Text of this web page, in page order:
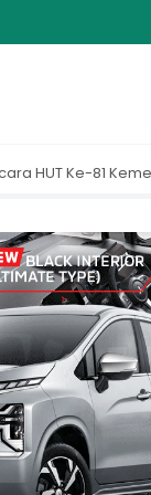
RI di Istana